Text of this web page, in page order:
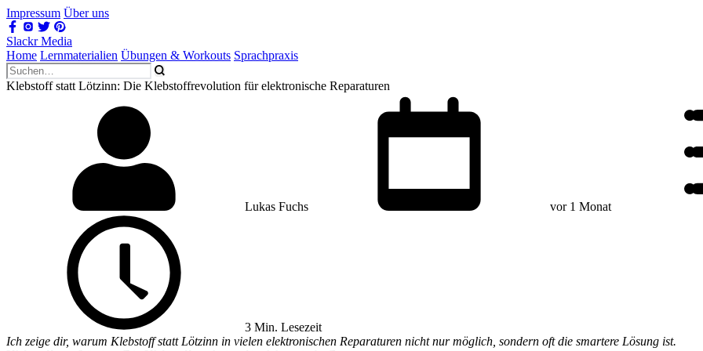
Impressum Über uns
Slackr Media
Home Lernmaterialien Übungen & Workouts Sprachpraxis
Klebstoff statt Lötzinn: Die Klebstoffrevolution für elektronische Reparaturen
Lukas Fuchs vor 1 Monat
3 Min. Lesezeit
Ich zeige dir, warum Klebstoff statt Lötzinn in vielen elektronischen Reparaturen nicht nur möglich, sondern oft die smartere Lösung ist.